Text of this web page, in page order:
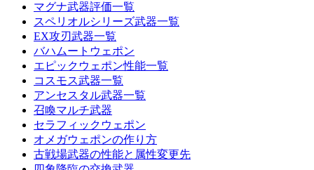
マグナ武器評価一覧
スペリオルシリーズ武器一覧
EX攻刃武器一覧
バハムートウェポン
エピックウェポン性能一覧
コスモス武器一覧
アンセスタル武器一覧
召喚マルチ武器
セラフィックウェポン
オメガウェポンの作り方
古戦場武器の性能と属性変更先